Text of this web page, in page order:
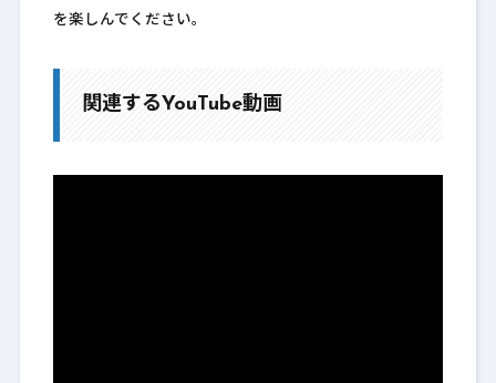
を楽しんでください。
関連するYouTube動画